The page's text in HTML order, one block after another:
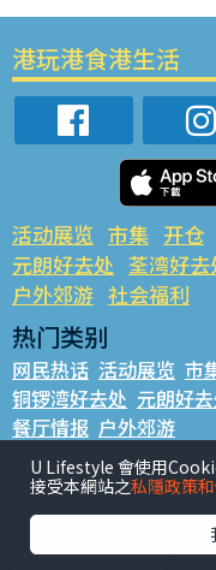
港玩港食港生活
活动展览 市集 开仓
元朗好去处 荃湾好去
户外郊游 社会福利
热门类别
网民热话 活动展览 市
铜锣湾好去处 元朗好
餐厅情报 户外郊游
热门标签
#UGO揾好去处 #人气
#UJetso礼物放送
U Lifestyle 會使用
接受本網站之私隱政策